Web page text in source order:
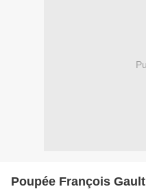
Poupée François